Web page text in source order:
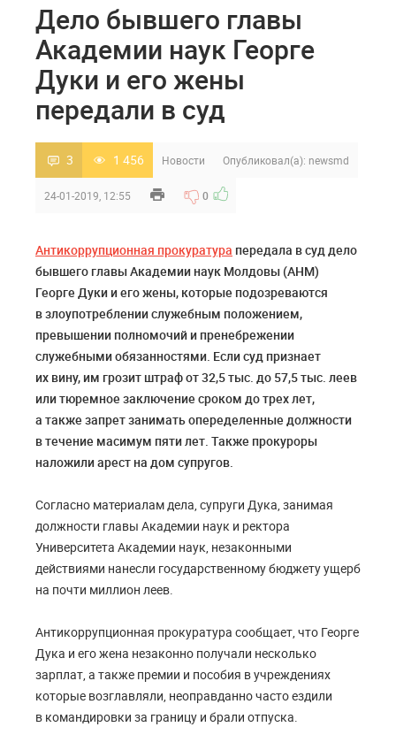
Дело бывшего главы
Академии наук Георге
Дуки и его жены
передали в суд
3 1 456 Новости Опубликовал(а): newsmd
24-01-2019, 12:55 0
Антикоррупционная прокуратура передала в суд дело
бывшего главы Академии наук Молдовы (АНМ)
Георге Дуки и его жены, которые подозреваются
в злоупотреблении служебным положением,
превышении полномочий и пренебрежении
служебными обязанностями. Если суд признает
их вину, им грозит штраф от 32,5 тыс. до 57,5 тыс. леев
или тюремное заключение сроком до трех лет,
а также запрет занимать опеределенные должности
в течение масимум пяти лет. Также прокуроры
наложили арест на дом супругов.
Согласно материалам дела, супруги Дука, занимая
должности главы Академии наук и ректора
Университета Академии наук, незаконными
действиями нанесли государственному бюджету ущерб
на почти миллион леев.
Антикоррупционная прокуратура сообщает, что Георге
Дука и его жена незаконно получали несколько
зарплат, а также премии и пособия в учреждениях
которые возглавляли, неоправданно часто ездили
в командировки за границу и брали отпуска.